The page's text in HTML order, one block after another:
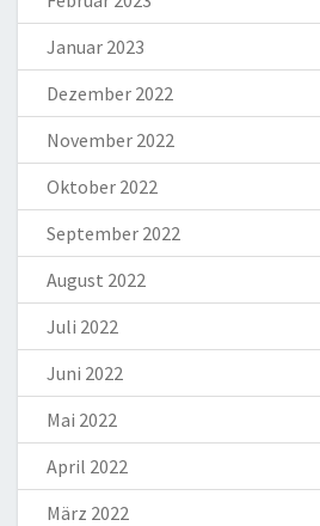
Januar 2023
Dezember 2022
November 2022
Oktober 2022
September 2022
August 2022
Juli 2022
Juni 2022
Mai 2022
April 2022
März 2022